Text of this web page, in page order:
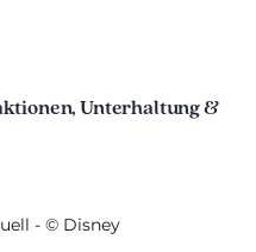
Unterhaltung &